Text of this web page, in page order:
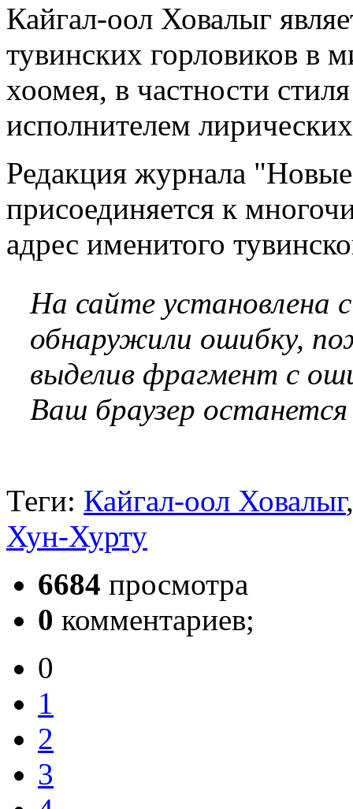
Кайгал-оол Ховалыг
тувинских горловиков в
хоомея, в частности
исполнителем
Редакция журнала
присоединяется к
адрес именитого
На сайте установлена
обнаружили ошибку,
выделив фрагмент с
Ваш браузер
Теги: Кайгал-оол Ховалыг
Хун-Хурту
6684 просмотра
0 комментариев;
0
1
2
3